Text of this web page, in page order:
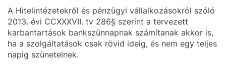
A Hitelintézetekről és pénzügyi vállalkozásokról szóló
2013. évi CCXXXVII. tv 286§ szerint a tervezett
karbantartások bankszünnapnak számítanak akkor is,
ha a szolgáltatások csak rövid ideig, és nem egy teljes
napig szünetelnek.